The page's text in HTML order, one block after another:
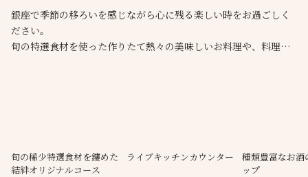
銀座で季節の移ろいを感じながら心に残る楽しい時をお過ごしく
ださい。
旬の特選食材を使った作りたて熱々の美味しいお料理や、料理人
旬の稀少特選食材を鏤めた
結絆オリジナルコース
ライブキッチンカウンター
種類豊富なお酒
ップ